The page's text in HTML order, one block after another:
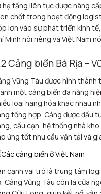
hạ tầng liên tục được nâng
chốt trong hoạt động
lớn vào sự phát triển kinh
Minh nói riêng và Việt Nam
Cảng biển Bà Rịa –
Vũng Tàu được hình thành
một cảng biển đa năng
loại hàng hóa khác nhau
tổng hợp. Cảng được đầu
cầu cạn, hệ thống nhà
ứng tốt nhu cầu vận tải và
cạnh vai trò là trung tâm
Cảng Vũng Tàu còn là cửa